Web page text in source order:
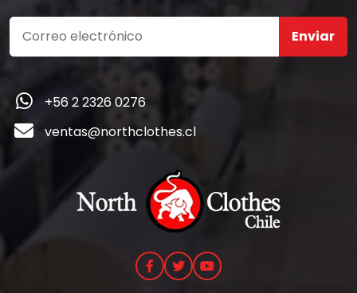
Enviar
+56 2 2326 0276
ventas@northclothes.cl